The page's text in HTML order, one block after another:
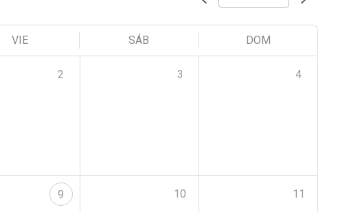
VIE SÁB DOM
2 3 4
9 10 11